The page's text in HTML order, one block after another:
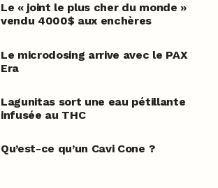
Le « joint le plus cher du monde »
vendu 4000$ aux enchères
Le microdosing arrive avec le PAX
Era
Lagunitas sort une eau pétillante
infusée au THC
Qu’est-ce qu’un Cavi Cone ?